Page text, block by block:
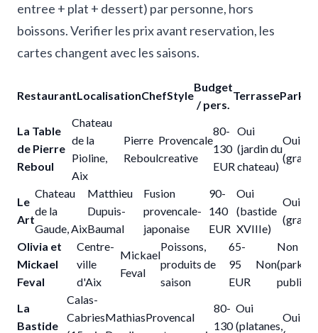
entree + plat + dessert) par personne, hors
boissons. Verifier les prix avant reservation, les
cartes changent avec les saisons.
RestaurantLocalisationChefStyle
Budget
/ pers.
Terrasse
La Table
de Pierre
Reboul
Chateau
de la
Pioline,
Aix
Pierre
Reboul
Provencale
creative
80-
130
EUR
Oui
(jardin du
chateau)
Oui
Le
Art
Chateau
de la
Gaude, Aix
Matthieu
Dupuis-
Baumal
Fusion
provencale-
japonaise
90-
140
EUR
Oui
(bastide
XVIIIe)
Oui
Olivia et
Mickael
Feval
Centre-
ville
d'Aix
Mickael
Feval
Poissons,
produits de
saison
65-
95
EUR
Non
Non
publics)
La
Bastide
Calas-
CabriesMathiasProvencal
80-
130
Oui
(platanes,
Oui